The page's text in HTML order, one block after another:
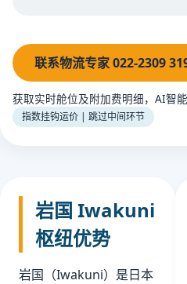
联系物流专家 022-2309
获取实时舱位及附加费明细，AI智
指数挂钩运价 | 跳过中间环节
岩国 Iwakuni
枢纽优势
岩国（Iwakuni）是日本